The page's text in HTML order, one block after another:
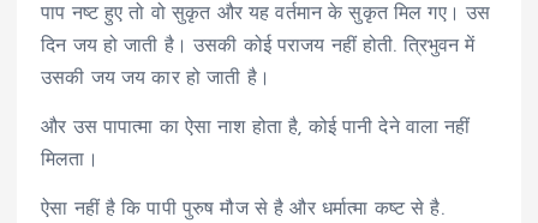
पाप नष्ट हुए तो वो सुकृत और यह वर्तमान के सुकृत मिल गए। उस
दिन जय हो जाती है। उसकी कोई पराजय नहीं होती. त्रिभुवन में
उसकी जय जय कार हो जाती है।
और उस पापात्मा का ऐसा नाश होता है, कोई पानी देने वाला नहीं
मिलता।
ऐसा नहीं है कि पापी पुरुष मौज से है और धर्मात्मा कष्ट से है.